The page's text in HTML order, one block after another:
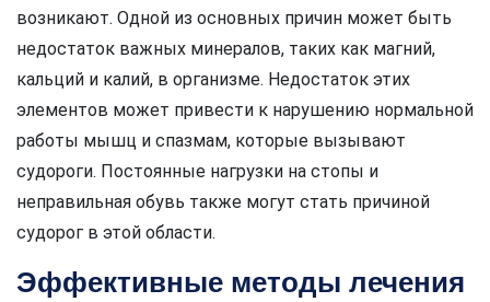
возникают. Одной из основных причин может быть
недостаток важных минералов, таких как магний,
кальций и калий, в организме. Недостаток этих
элементов может привести к нарушению нормальной
работы мышц и спазмам, которые вызывают
судороги. Постоянные нагрузки на стопы и
неправильная обувь также могут стать причиной
судорог в этой области.
Эффективные методы лечения